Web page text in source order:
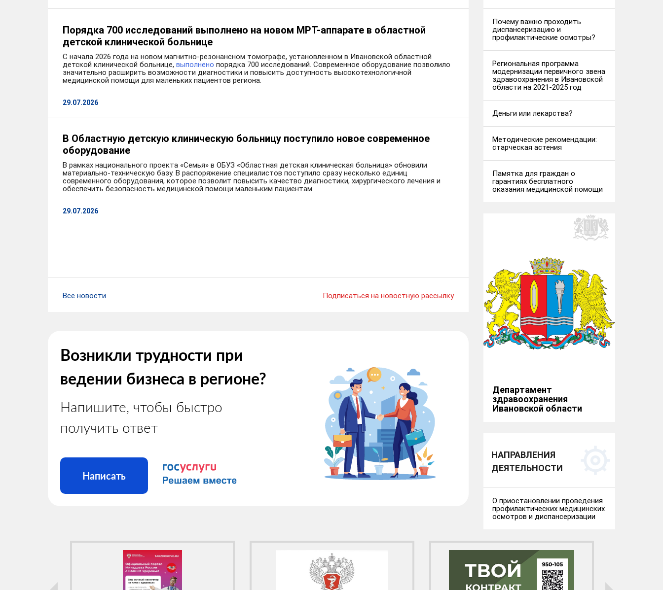
Порядка 700 исследований выполнено на новом МРТ-аппарате в областной
детской клинической больнице
С начала 2026 года на новом магнитно-резонансном томографе, установленном в Ивановской областной
детской клинической больнице, выполнено порядка 700 исследований. Современное оборудование позволило
значительно расширить возможности диагностики и повысить доступность высокотехнологичной
медицинской помощи для маленьких пациентов региона.
29.07.2026
В Областную детскую клиническую больницу поступило новое современное
оборудование
В рамках национального проекта «Семья» в ОБУЗ «Областная детская клиническая больница» обновили
материально-техническую базу. В распоряжение специалистов поступило сразу несколько единиц
современного оборудования, которое позволит повысить качество диагностики, хирургического лечения и
обеспечить безопасность медицинской помощи маленьким пациентам.
29.07.2026
Все новости Подписаться на новостную рассылку
Возникли трудности при
ведении бизнеса в регионе?
Напишите, чтобы быстро
получить ответ
Написать
Почему важно проходить
диспансеризацию и
профилактические осмотры?
Региональная программа
модернизации первичного звена
здравоохранения в Ивановской
области на 2021-2025 год
Деньги или лекарства?
Методические рекомендации:
старческая астения
Памятка для граждан о
гарантиях бесплатного
оказания медицинской помощи
Департамент
здравоохранения
Ивановской области
НАПРАВЛЕНИЯ
ДЕЯТЕЛЬНОСТИ
О приостановлении проведения
профилактических медицинских
осмотров и диспансеризации